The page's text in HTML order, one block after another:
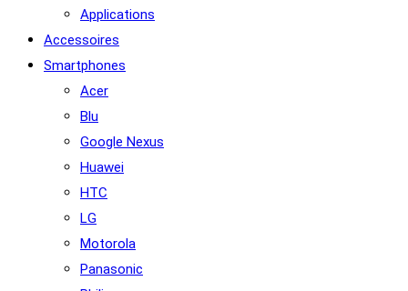
Applications
Accessoires
Smartphones
Acer
Blu
Google Nexus
Huawei
HTC
LG
Motorola
Panasonic